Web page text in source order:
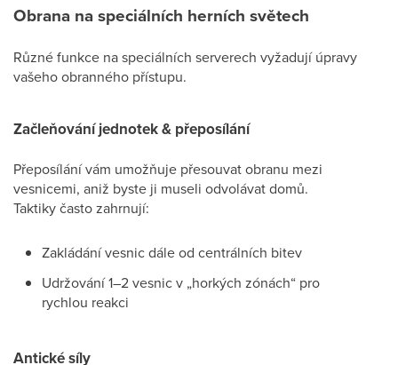
Obrana na speciálních herních světech
Různé funkce na speciálních serverech vyžadují úpravy
vašeho obranného přístupu.
Začleňování jednotek & přeposílání
Přeposílání vám umožňuje přesouvat obranu mezi
vesnicemi, aniž byste ji museli odvolávat domů.
Taktiky často zahrnují:
Zakládání vesnic dále od centrálních bitev
Udržování 1–2 vesnic v „horkých zónách“ pro
rychlou reakci
Antické síly